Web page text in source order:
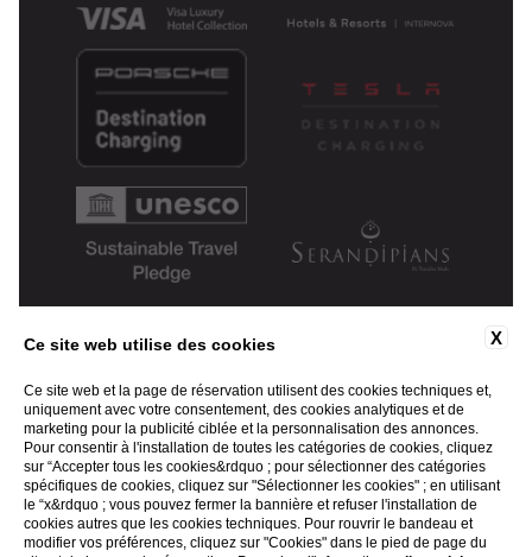
X
Ce site web utilise des cookies
Ce site web et la page de réservation utilisent des cookies techniques et,
uniquement avec votre consentement, des cookies analytiques et de
marketing pour la publicité ciblée et la personnalisation des annonces.
Pour consentir à l'installation de toutes les catégories de cookies, cliquez
sur “Accepter tous les cookies&rdquo ; pour sélectionner des catégories
spécifiques de cookies, cliquez sur "Sélectionner les cookies" ; en utilisant
le “x&rdquo ; vous pouvez fermer la bannière et refuser l'installation de
cookies autres que les cookies techniques. Pour rouvrir le bandeau et
modifier vos préférences, cliquez sur "Cookies" dans le pied de page du